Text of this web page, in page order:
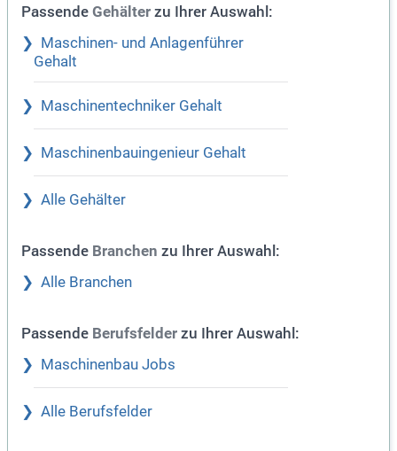
Passende Gehälter zu Ihrer Auswahl:
Maschinen- und Anlagenführer
Gehalt
Maschinentechniker Gehalt
Maschinenbauingenieur Gehalt
Alle Gehälter
Passende Branchen zu Ihrer Auswahl:
Alle Branchen
Passende Berufsfelder zu Ihrer Auswahl:
Maschinenbau Jobs
Alle Berufsfelder